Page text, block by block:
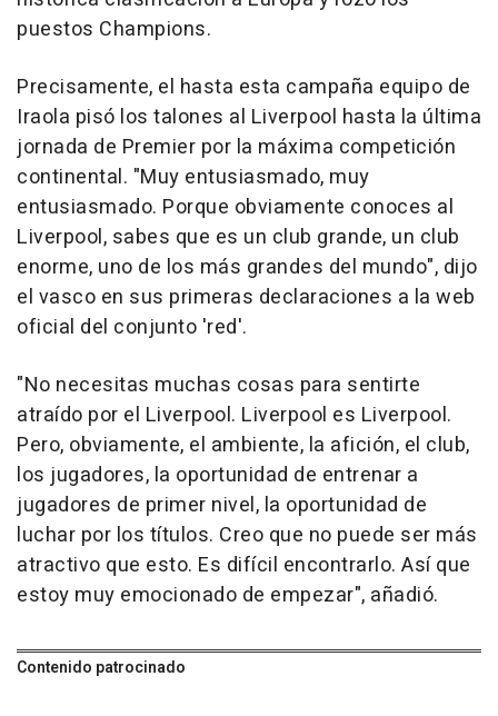
puestos Champions.
Precisamente, el hasta esta campaña equipo de
Iraola pisó los talones al Liverpool hasta la última
jornada de Premier por la máxima competición
continental. "Muy entusiasmado, muy
entusiasmado. Porque obviamente conoces al
Liverpool, sabes que es un club grande, un club
enorme, uno de los más grandes del mundo", dijo
el vasco en sus primeras declaraciones a la web
oficial del conjunto 'red'.
"No necesitas muchas cosas para sentirte
atraído por el Liverpool. Liverpool es Liverpool.
Pero, obviamente, el ambiente, la afición, el club,
los jugadores, la oportunidad de entrenar a
jugadores de primer nivel, la oportunidad de
luchar por los títulos. Creo que no puede ser más
atractivo que esto. Es difícil encontrarlo. Así que
estoy muy emocionado de empezar", añadió.
Contenido patrocinado